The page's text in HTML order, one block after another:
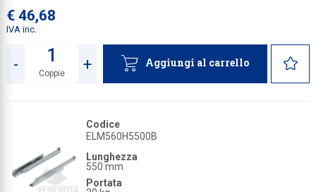
€ 46,68
IVA inc.
-
Quantità
+
Coppie
Aggiungi al carrello
Codice
ELM560H5500B
Lunghezza
550 mm
Portata